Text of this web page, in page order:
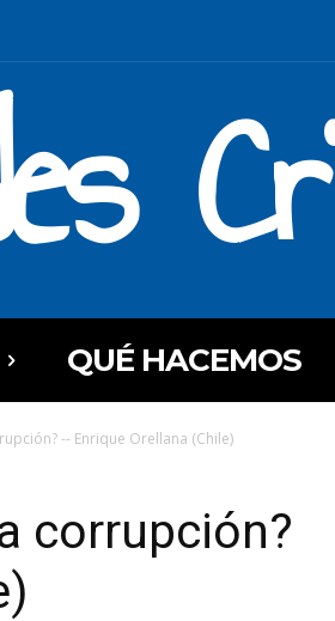
QUÉ HACEMOS
-- Enrique Orellana (Chile)
corrupción?